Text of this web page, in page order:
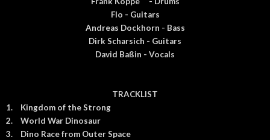
Flo - Guitars
Andreas Dockhorn - Bass
Dirk Scharsich - Guitars
David Baßin - Vocals
TRACKLIST
1.
Kingdom of the Strong
2.
World War Dinosaur
3.
Dino Race from Outer Space